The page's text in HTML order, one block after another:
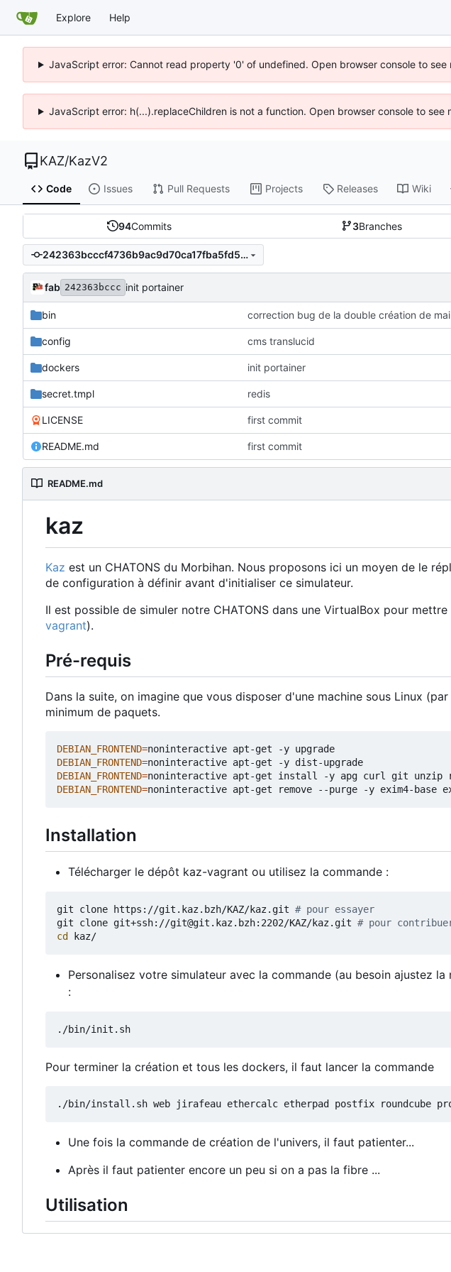
Explore Help
JavaScript error: Cannot read property '0' of undefined. Open browser console to see
JavaScript error: h(...).replaceChildren is not a function. Open browser console to see
KAZ/KazV2
Code Issues Pull Requests Projects Releases Wiki
94Commits 3Branches
242363bcccf4736b9ac9d70ca17fba5fd54b1308
fab 242363bccc init portainer
bin correction bug de la double création de
config cms translucid
dockers init portainer
secret.tmpl redis
LICENSE first commit
README.md first commit
README.md
kaz
Kaz est un CHATONS du Morbihan. Nous proposons ici un moyen de le
de configuration à définir avant d'initialiser ce simulateur.
Il est possible de simuler notre CHATONS dans une VirtualBox pour
vagrant).
Pré-requis
Dans la suite, on imagine que vous disposer d'une machine sous Linux
minimum de paquets.
DEBIAN_FRONTEND=
DEBIAN_FRONTEND=
DEBIAN_FRONTEND=
DEBIAN_FRONTEND=
Installation
Télécharger le dépôt kaz-vagrant ou utilisez la commande :
git clone https://git.kaz.bzh/KAZ/kaz.git # pour essayer
git clone git+ssh://git@git.kaz.bzh:2202/KAZ/kaz.git # pour
cd
Personalisez votre simulateur avec la commande (au besoin ajustez
:
Pour terminer la création et tous les dockers, il faut lancer la commande
./bin/install.sh web jirafeau ethercalc etherpad postfix roundcube
Une fois la commande de création de l'univers, il faut patienter...
Après il faut patienter encore un peu si on a pas la fibre ...
Utilisation